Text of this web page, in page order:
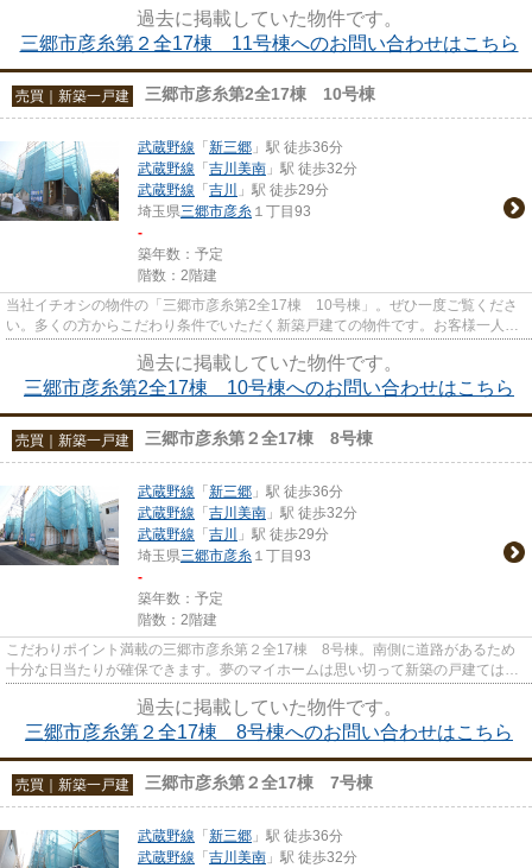
過去に掲載していた物件です。
三郷市彦糸第２全17棟 11号棟へのお問い合わせはこちら
売買｜新築一戸建 三郷市彦糸第2全17棟 10号棟
武蔵野線 「 新三郷 」駅 徒歩36分
武蔵野線 「 吉川美南 」駅 徒歩32分
武蔵野線 「 吉川
」駅 徒歩29分
埼玉県三郷市彦糸 １丁目93
-
築年数：予定
階数：2階建
当社イチオシの物件の「三郷市彦糸第2全17棟 10号棟」。ぜひ一度ご覧くださ
い。多くの方からこだわり条件でいただく新築戸建ての物件です。お客様一人一
過去に掲載していた物件です。
三郷市彦糸第2全17棟 10号棟へのお問い合わせはこちら
売買｜新築一戸建 三郷市彦糸第２全17棟 8号棟
武蔵野線 「 新三郷 」駅 徒歩36分
武蔵野線 「 吉川美南 」駅 徒歩32分
武蔵野線 「 吉川
」駅 徒歩29分
埼玉県三郷市彦糸 １丁目93
-
築年数：予定
階数：2階建
こだわりポイント満載の三郷市彦糸第２全17棟 8号棟。南側に道路があるため
十分な日当たりが確保できます。夢のマイホームは思い切って新築の戸建てはい
過去に掲載していた物件です。
三郷市彦糸第２全17棟 8号棟へのお問い合わせはこちら
売買｜新築一戸建 三郷市彦糸第２全17棟 7号棟
武蔵野線 「 新三郷 」駅 徒歩36分
武蔵野線 「 吉川美南 」駅 徒歩32分